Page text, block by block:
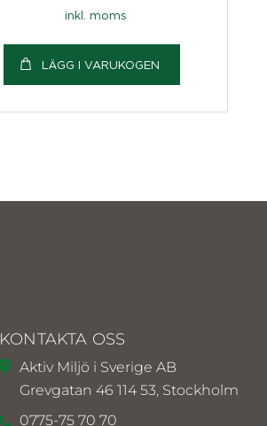
inkl. moms
LÄGG I VARUKOGEN
KONTAKTA OSS
Aktiv Miljö i Sverige AB
Grevgatan 46 114 53, Stockholm
0775-75 70 70